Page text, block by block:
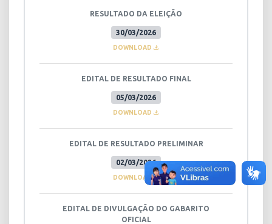
30/03/2026
RESULTADO DA ELEIÇÃO
DOWNLOAD
05/03/2026
EDITAL DE RESULTADO FINAL
DOWNLOAD
02/03/2026
EDITAL DE RESULTADO PRELIMINAR
DOWNLOAD
EDITAL DE DIVULGAÇÃO DO GABARITO
OFICIAL